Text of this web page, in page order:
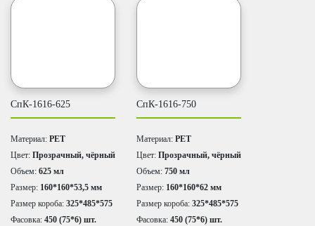
СпК-1616-625
Материал: PET
Цвет: Прозрачный, чёрный
Объем: 625 мл
Размер: 160*160*53,5 мм
Размер короба: 325*485*575
Фасовка: 450 (75*6) шт.
СпК-1616-750
Материал: PET
Цвет: Прозрачный, чёрный
Объем: 750 мл
Размер: 160*160*62 мм
Размер короба: 325*485*575
Фасовка: 450 (75*6) шт.